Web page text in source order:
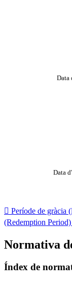
Data
Data
 Període de gràcia
(Redemption Period)
Normativa
Índex de